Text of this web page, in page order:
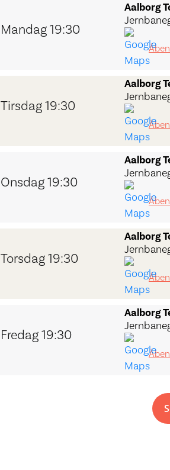
Mandag 19:30
Aalborg
Tirsdag 19:30
Aalborg
Onsdag 19:30
Aalborg
Torsdag 19:30
Aalborg
Fredag 19:30
Aalborg